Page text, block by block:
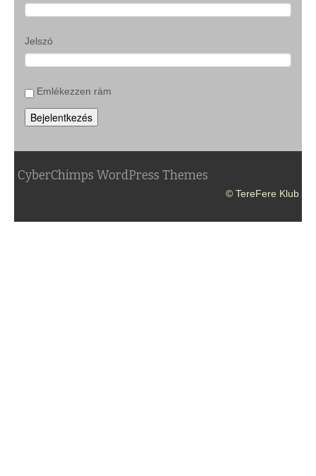
Jelszó
Emlékezzen rám
Bejelentkezés
CyberChimps WordPress Themes
© TereFere Klub